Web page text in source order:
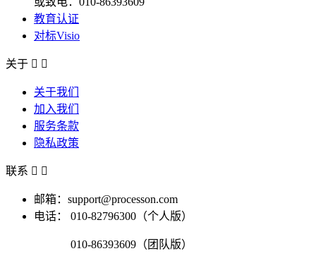
教育认证
对标Visio
关于  
关于我们
加入我们
服务条款
隐私政策
联系  
邮箱：support@processon.com
电话：
010-82796300（个人版）
010-86393609（团队版）